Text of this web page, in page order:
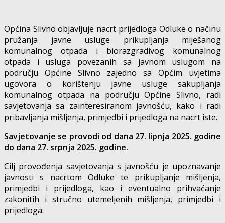
Općina Slivno objavljuje nacrt prijedloga Odluke o načinu
pružanja javne usluge prikupljanja miješanog
komunalnog otpada i biorazgradivog komunalnog
otpada i usluga povezanih sa javnom uslugom na
području Općine Slivno zajedno sa Općim uvjetima
ugovora o korištenju javne usluge sakupljanja
komunalnog otpada na području Općine Slivno, radi
savjetovanja sa zainteresiranom javnošću, kako i radi
pribavljanja mišljenja, primjedbi i prijedloga na nacrt iste.
Savjetovanje se provodi od dana 27. lipnja 2025. godine
do dana 27. srpnja 2025. godine.
Cilj provođenja savjetovanja s javnošću je upoznavanje
javnosti s nacrtom Odluke te prikupljanje mišljenja,
primjedbi i prijedloga, kao i eventualno prihvaćanje
zakonitih i stručno utemeljenih mišljenja, primjedbi i
prijedloga.